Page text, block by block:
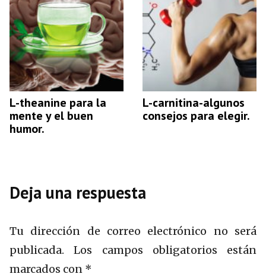
L-theanine para la
mente y el buen
humor.
L-carnitina-algunos
consejos para elegir.
Deja una respuesta
Tu dirección de correo electrónico no será
publicada.
Los campos obligatorios están
marcados con *